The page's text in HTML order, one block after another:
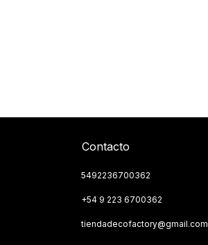
Contacto
5492236700362
+54 9 223 6700362
tiendadecofactory@gmail.com